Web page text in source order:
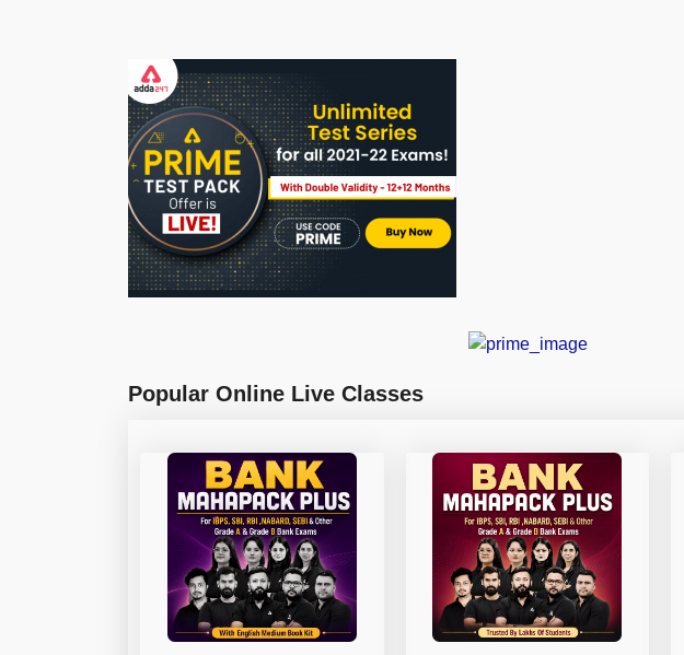
Popular Online Live Classes